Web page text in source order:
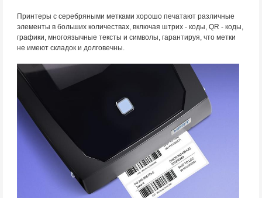
Принтеры с серебряными метками хорошо печатают различные
элементы в больших количествах, включая штрих - коды, QR - коды,
графики, многоязычные тексты и символы, гарантируя, что метки
не имеют складок и долговечны.